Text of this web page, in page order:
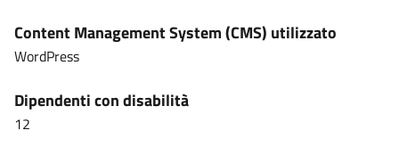
Content Management System (CMS) utilizzato
WordPress
Dipendenti con disabilità
12